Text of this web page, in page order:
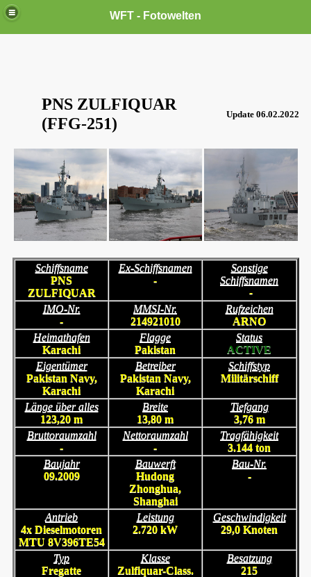
WFT - Fotowelten
PNS ZULFIQUAR
(FFG-251)
Update 06.02.2022
Schiffsname
PNS
ZULFIQUAR
Ex-Schiffsnamen
-
Sonstige
Schiffsnamen
-
IMO-Nr.
-
MMSI-Nr.
214921010
Rufzeichen
ARNO
Heimathafen
Karachi
Flagge
Pakistan
Status
ACTIVE
Eigentümer
Pakistan Navy,
Karachi
Betreiber
Pakistan Navy,
Karachi
Schiffstyp
Militärschiff
Länge über alles
123,20 m
Breite
13,80 m
Tiefgang
3,76 m
Bruttoraumzahl
-
Nettoraumzahl
-
Tragfähigkeit
3.144 ton
Baujahr
09.2009
Bauwerft
Hudong
Zhonghua,
Shanghai
Bau-Nr.
-
Antrieb
4x Dieselmotoren
MTU 8V396TE54
Leistung
2.720 kW
Geschwindigkeit
29,0 Knoten
Typ
Fregatte
Klasse
Zulfiquar-Class.
Besatzung
215